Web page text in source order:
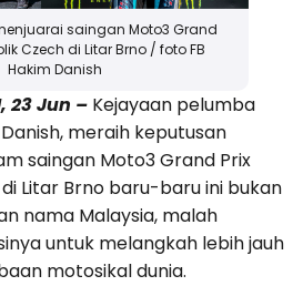
saingan Moto3 Grand
Czech di Litar Brno / foto FB
Hakim Danish
23 Jun – Kejayaan pelumba
meraih keputusan
saingan Moto3 Grand Prix
Litar Brno baru-baru ini bukan
nama Malaysia, malah
untuk melangkah lebih jauh
motosikal dunia.